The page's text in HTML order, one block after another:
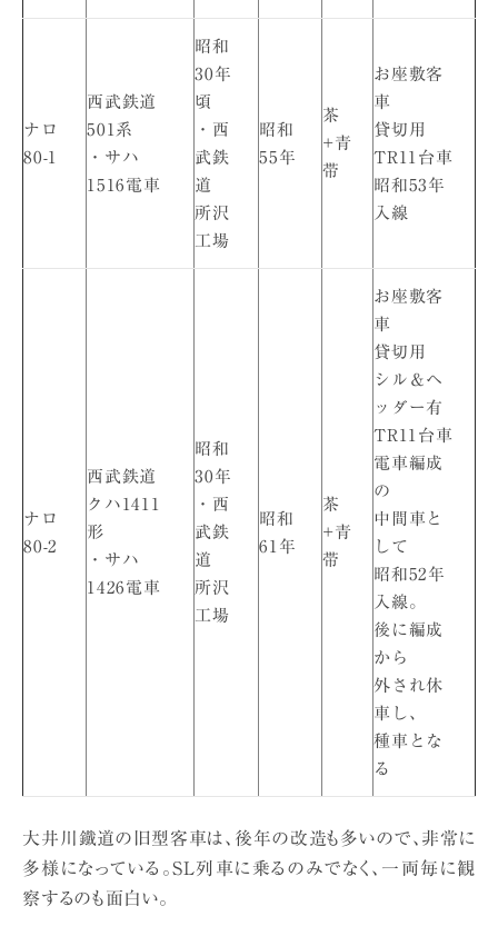
ナロ
80-1
西武鉄道
501系
・サハ
1516電車
昭和
30年
頃
・西
武鉄
道
所沢
工場
昭和
55年
茶
+青
帯
お座敷客
車
貸切用
TR11台車
昭和53年
入線
ナロ
80-2
西武鉄道
クハ1411
形
・サハ
1426電車
昭和
30年
・西
武鉄
道
所沢
工場
昭和
61年
茶
+青
帯
お座敷客
車
貸切用
シル＆ヘ
ッダー有
TR11台車
電車編成
の
中間車と
して
昭和52年
入線。
後に編成
から
外され休
車し、
種車とな
る
大井川鐵道の旧型客車は、後年の改造も多いので、非常に
多様になっている。SL列車に乗るのみでなく、一両毎に観
察するのも面白い。